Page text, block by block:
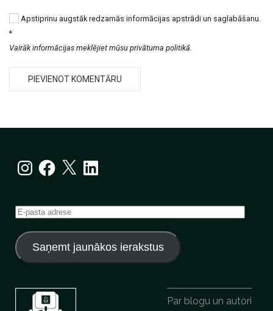
Apstiprinu augstāk redzamās informācijas apstrādi un saglabāšanu.
*
Vairāk informācijas meklējiet mūsu privātuma politikā.
InstagramFacebook
X LinkedIn
E-
adrese
Saņemt jaunākos ierakstus
Par blogu un autori